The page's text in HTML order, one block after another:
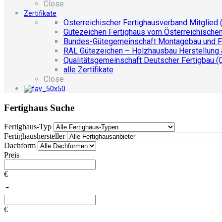
Close
Zertifikate
Österreichischer Fertighausverband Mitglied
Gütezeichen Fertighaus vom
Bundes-Gütegemeinschaft Montagebau und
RAL Gütezeichen – Holzhausbau Herstellung
Qualitätsgemeinschaft Deutscher Fertigbau
alle Zertifikate
Close
Fertighaus Suche
Fertighaus-Typ
Fertighaushersteller
Dachform
Preis
€
-
€